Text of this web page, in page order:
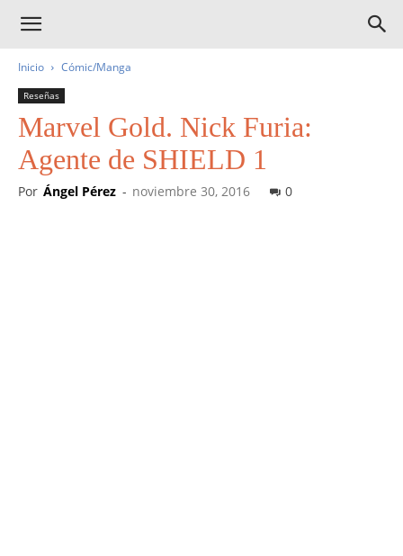
Inicio Cómic/Manga
Reseñas
Marvel Gold. Nick Furia:
Agente de SHIELD 1
Por Ángel Pérez - noviembre 30, 2016 0